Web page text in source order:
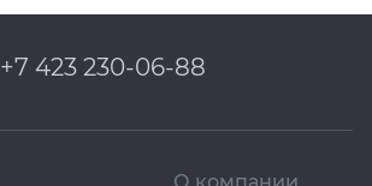
+7 423 230-06-88